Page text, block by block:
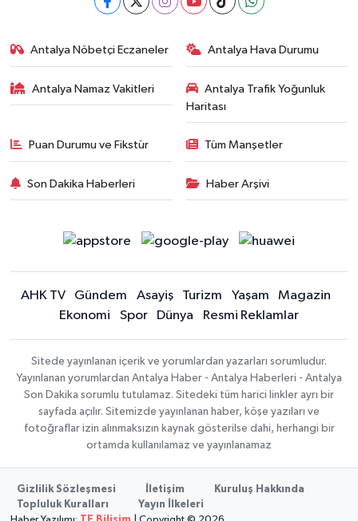
Antalya Nöbetçi Eczaneler Antalya Hava Durumu
Antalya Namaz Vakitleri
Antalya Trafik Yoğunluk
Haritası
Puan Durumu ve Fikstür Tüm Manşetler
Son Dakika Haberleri Haber Arşivi
AHK TV Gündem Asayiş Turizm Yaşam
Magazin
Ekonomi
Spor Dünya Resmi Reklamlar
Sitede yayınlanan içerik ve yorumlardan yazarları sorumludur.
Yayınlanan yorumlardan Antalya Haber - Antalya Haberleri - Antalya
Son Dakika sorumlu tutulamaz. Sitedeki tüm harici linkler ayrı bir
sayfada açılır. Sitemizde yayınlanan haber, köşe yazıları ve
fotoğraflar izin alınmaksızın kaynak gösterilse dahi, herhangi bir
ortamda kullanılamaz ve yayınlanamaz
Gizlilik Sözleşmesi İletişim
Kuruluş Hakkında
Topluluk Kuralları
Yayın İlkeleri